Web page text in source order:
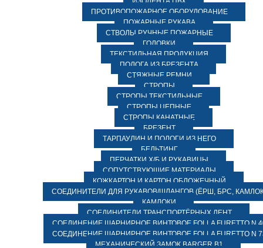
ПРОТИВОПОЖАРНОЕ ОБОРУДОВАНИЕ
ПОЖАРНЫЕ РУКАВА
СТВОЛЫ РУЧНЫЕ ПОЖАРНЫЕ
ГОЛОВКИ
ТЕКСТИЛЬНАЯ ПРОДУКЦИЯ
ПОЛОГА ИЗ БРЕЗЕНТА
СТЯЖНЫЕ РЕМНИ
СТРОПЫ
СТРОПЫ ТЕКСТИЛЬНЫЕ
СТРОПЫ ЦЕПНЫЕ
СТРОПЫ КАНАТНЫЕ
БРЕЗЕНТ
ТАРПАУЛИН И ПОЛОГИ ИЗ НЕГО
БЕЛЬТИНГ
ПЕРЧАТКИ Х/Б И РУКАВИЦЫ
СОПУТСТВУЮЩИЕ МАТЕРИАЛЫ
КОЖКАРТОН И КАРТОН ОБЛОЖЕЧНЫЙ
СОЕДИНИТЕЛИ ДЛЯ РУКАВОВ/ШЛАНГОВ (ЁРШ, БРС,
КАМЛОКИ
СОЕДИНИТЕЛИ ТРАНСПОРТЁРНЫХ ЛЕНТ
СОЕДИНЕНИЕ ШАРНИРНОЕ ВИНТОВОЕ FOLLA FURETTO N
СОЕДИНЕНИЕ ШАРНИРНОЕ ВИНТОВОЕ FOLLA FURETTO N
МЕХАНИЧЕСКИЙ ЗАМОК BARGER B1